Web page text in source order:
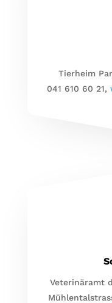
Tierheim
041 610 60 21,
Veterinäramt